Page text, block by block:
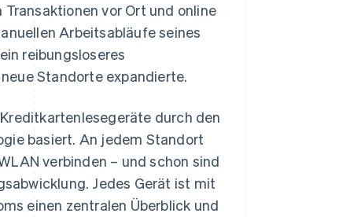
vor Ort und online
Arbeitsabläufe seines
reibungsloseres
Standorte expandierte.
durch den
basiert. An jedem Standort
verbinden – und schon sind
Jedes Gerät ist mit
einen zentralen Überblick und